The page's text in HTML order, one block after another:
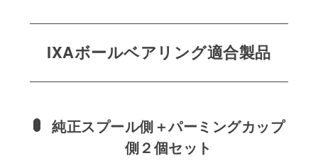
IXAボールベアリング適合製品
純正スプール側＋パーミングカップ
側２個セット